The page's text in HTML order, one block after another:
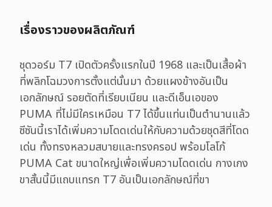
เรื่องราวของผลิตภัณฑ์
ชุดวอร์ม T7 เปิดตัวครั้งแรกในปี 1968 และเป็นเสื้อผ้า
ที่พลิกโฉมวงการตั้งแต่นั้นมา ด้วยแผงข้างอันเป็น
เอกลักษณ์ รอยตัดที่เรียบเนียน และดีเอ็นเอของ
PUMA ที่ไม่มีใครเหมือน T7 ได้ขึ้นแท่นเป็นตำนานแล้ว
ซีซันนี้เราได้เพิ่มความโดดเด่นให้กับความด้วยชุดสีที่โดด
เด่น ทั้งทรงหลวมสบายและทรงครอป พร้อมโลโก้
PUMA Cat ขนาดใหญ่เพื่อเพิ่มความโดดเด่น กางเกง
ขาสั้นนี้มีแถบแทรก T7 อันเป็นเอกลักษณ์ที่ขา